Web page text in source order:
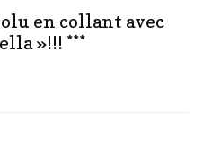
en collant avec
»!!! ***